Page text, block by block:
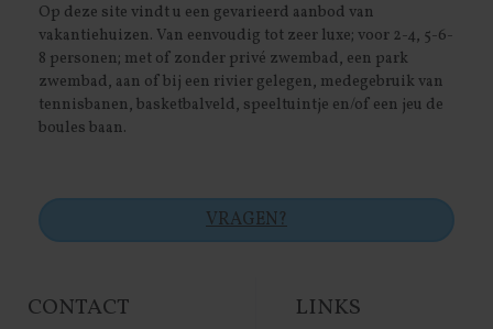
CONTACT
Op deze site vindt u een gevarieerd aanbod van
vakantiehuizen. Van eenvoudig tot zeer luxe; voor 2-4, 5-6-
8 personen; met of zonder privé zwembad, een park
zwembad, aan of bij een rivier gelegen, medegebruik van
tennisbanen, basketbalveld, speeltuintje en/of een jeu de
boules baan.
VRAGEN?
LINKS